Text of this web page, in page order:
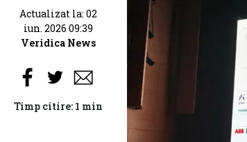
Actualizat la: 02
iun. 2026 09:39
Veridica News
Timp citire: 1 min